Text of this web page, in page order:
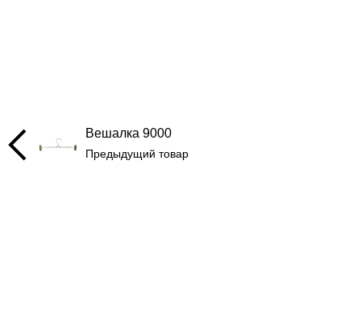
Вешалка 9000
Предыдущий товар